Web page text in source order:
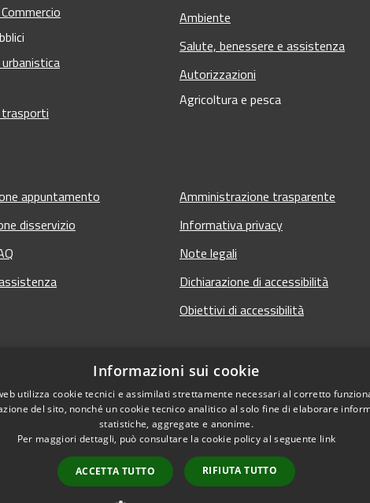
Ambiente
Salute, benessere e assistenza
Autorizzazioni
Agricoltura e pesca
appuntamento
disservizio
Amministrazione trasparente
Informativa privacy
Note legali
Dichiarazione di accessibilità
Obiettivi di accessibilità
Copyright © 2026 • Comune
Informazioni sui cookie
utilizza cookie tecnici e assimilati strettamente necessari al corretto
del sito, nonché un cookie tecnico analitico al solo fine di elaborare
statistiche, aggregate e anonime.
Per maggiori dettagli, può consultare la cookie policy al seguente link
ACCETTA TUTTO RIFIUTA TUTTO